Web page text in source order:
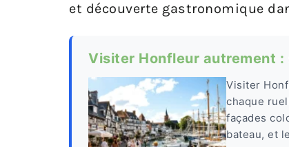
et découverte gastronomique
Visiter Honfleur autrement
Visiter
chaque
façades
bateau, et